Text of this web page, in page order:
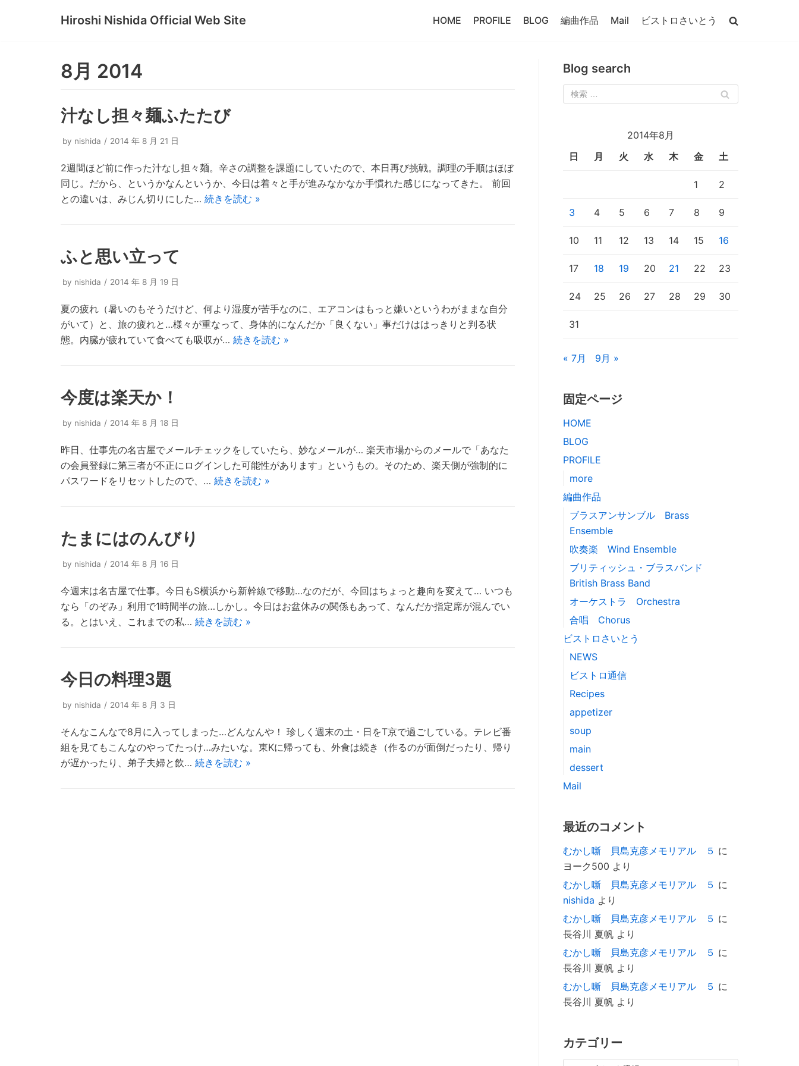
Hiroshi Nishida Official Web Site HOME PROFILE BLOG 編曲作品 Mail ビストロさいとう
8月 2014
汁なし担々麺ふたたび
by nishida 2014 年 8 月 21 日
2週間ほど前に作った汁なし担々麺。辛さの調整を課題にしていたので、本日再び挑戦。調理の手順はほぼ
同じ。だから、というかなんというか、今日は着々と手が進みなかなか手慣れた感じになってきた。 前回
との違いは、みじん切りにした… 続きを読む »
ふと思い立って
by nishida 2014 年 8 月 19 日
夏の疲れ（暑いのもそうだけど、何より湿度が苦手なのに、エアコンはもっと嫌いというわがままな自分
がいて）と、旅の疲れと…様々が重なって、身体的になんだか「良くない」事だけははっきりと判る状
態。内臓が疲れていて食べても吸収が… 続きを読む »
今度は楽天か！
by nishida 2014 年 8 月 18 日
昨日、仕事先の名古屋でメールチェックをしていたら、妙なメールが… 楽天市場からのメールで「あなた
の会員登録に第三者が不正にログインした可能性があります」というもの。そのため、楽天側が強制的に
パスワードをリセットしたので、… 続きを読む »
たまにはのんびり
by nishida 2014 年 8 月 16 日
今週末は名古屋で仕事。今日もS横浜から新幹線で移動…なのだが、今回はちょっと趣向を変えて… いつも
なら「のぞみ」利用で1時間半の旅…しかし。今日はお盆休みの関係もあって、なんだか指定席が混んでい
る。とはいえ、これまでの私… 続きを読む »
今日の料理3題
by nishida 2014 年 8 月 3 日
そんなこんなで8月に入ってしまった…どんなんや！ 珍しく週末の土・日をT京で過ごしている。テレビ番
組を見てもこんなのやってたっけ…みたいな。東Kに帰っても、外食は続き（作るのが面倒だったり、帰り
が遅かったり、弟子夫婦と飲… 続きを読む »
Blog search
2014年8月
日
月 火 水 木 金 土
1 2
3 4 5 6 7 8 9
10 11 12 13 14 15 16
17 18 19 20 21 22 23
24 25 26 27 28 29 30
31
« 7月 9月 »
固定ページ
HOME
BLOG
PROFILE
more
編曲作品
ブラスアンサンブル Brass
Ensemble
吹奏楽 Wind Ensemble
ブリティッシュ・ブラスバンド
British Brass Band
オーケストラ Orchestra
合唱 Chorus
ビストロさいとう
NEWS
ビストロ通信
Recipes
appetizer
soup
main
dessert
Mail
最近のコメント
むかし噺 貝島克彦メモリアル ５ に
ヨーク500 より
むかし噺 貝島克彦メモリアル ５ に
nishida より
むかし噺 貝島克彦メモリアル ５ に
長谷川 夏帆 より
むかし噺 貝島克彦メモリアル ５ に
長谷川 夏帆 より
むかし噺 貝島克彦メモリアル ５ に
長谷川 夏帆 より
カテゴリー